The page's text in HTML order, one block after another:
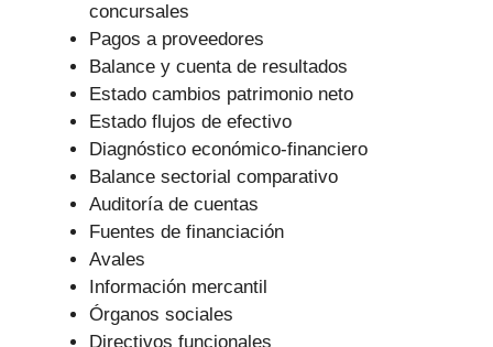
concursales
Pagos a proveedores
Balance y cuenta de resultados
Estado cambios patrimonio neto
Estado flujos de efectivo
Diagnóstico económico-financiero
Balance sectorial comparativo
Auditoría de cuentas
Fuentes de financiación
Avales
Información mercantil
Órganos sociales
Directivos funcionales